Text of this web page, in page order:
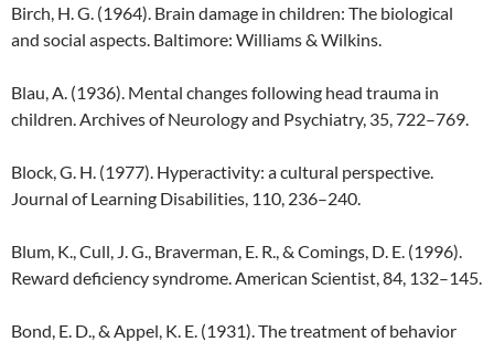
Birch, H. G. (1964). Brain damage in children: The biological
and social aspects. Baltimore: Williams & Wilkins.
Blau, A. (1936). Mental changes following head trauma in
children. Archives of Neurology and Psychiatry, 35, 722–769.
Block, G. H. (1977). Hyperactivity: a cultural perspective.
Journal of Learning Disabilities, 110, 236–240.
Blum, K., Cull, J. G., Braverman, E. R., & Comings, D. E. (1996).
Reward deficiency syndrome. American Scientist, 84, 132–145.
Bond, E. D., & Appel, K. E. (1931). The treatment of behavior